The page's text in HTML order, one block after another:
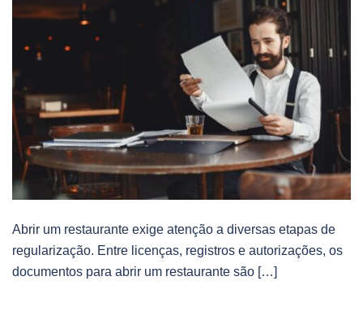
Abrir um restaurante exige atenção a diversas etapas de
regularização. Entre licenças, registros e autorizações, os
documentos para abrir um restaurante são […]